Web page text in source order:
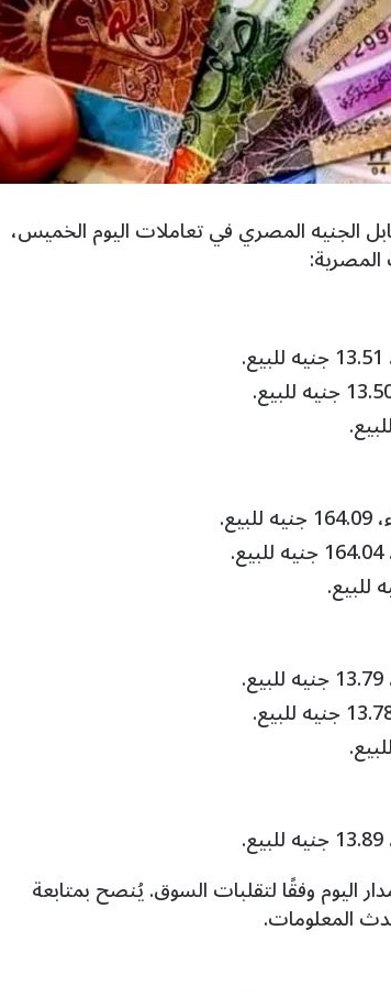
الجنيه المصري في تعاملات اليوم الخميس،
اليوم وفقًا لتقلبات السوق. يُنصح بمتابعة
المعلومات.